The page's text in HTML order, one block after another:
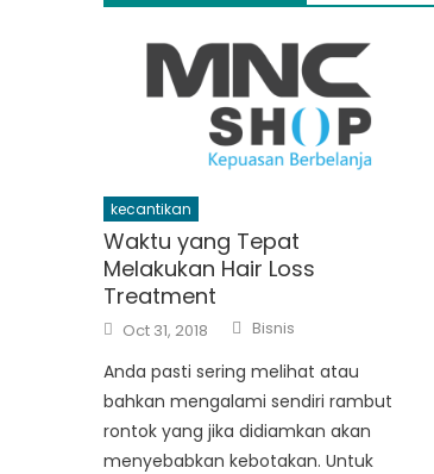
kecantikan
Waktu yang Tepat
Melakukan Hair Loss
Treatment
Posted
on
Oct 31, 2018 Author
Bisnis
Anda pasti sering melihat atau
bahkan mengalami sendiri rambut
rontok yang jika didiamkan akan
menyebabkan kebotakan. Untuk